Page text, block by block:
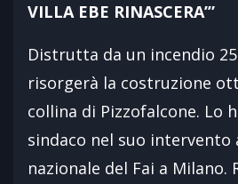
VILLA EBE RINASCERA’”
Distrutta da un incendio
risorgerà la costruzione
collina di Pizzofalcone. Lo
sindaco nel suo intervento
nazionale del Fai a Milano.